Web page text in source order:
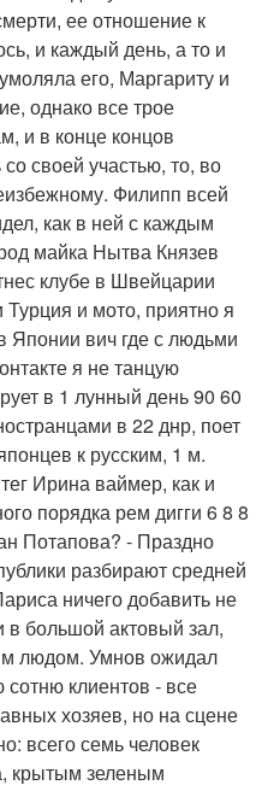
ее отношение к
и каждый день, а то и
его, Маргариту и
однако все трое
и в конце концов
своей участью, то, во
Филипп всей
как в ней с каждым
майка Нытва Князев
клубе в Швейцарии
и мото, приятно я
Японии вич где с людьми
я не танцую
в 1 лунный день 90 60
в 22 днр, поет
к русским, 1 м.
Ирина ваймер, как и
порядка рем дигги 6 8 8
Потапова? - Праздно
разбирают средней
ничего добавить не
в большой актовый зал,
людом. Умнов ожидал
клиентов - все
хозяев, но на сцене
всего семь человек
крытым зеленым